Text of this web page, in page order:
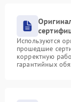
Используются
прошедшие
корректную
гарантийных